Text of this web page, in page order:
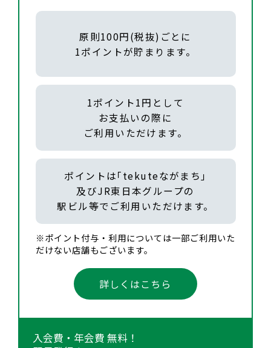
原則100円(税抜)ごとに
1ポイントが貯まります。
1ポイント1円として
お支払いの際に
ご利用いただけます。
ポイントは｢tekuteながまち｣
及びJR東日本グループの
駅ビル等でご利用いただけます。
※ポイント付与・利用については一部ご利用いた
だけない店舗もございます。
詳しくはこちら
入会費・年会費 無料！